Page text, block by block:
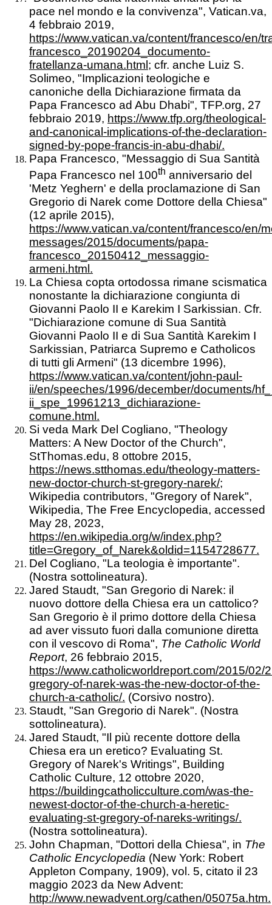
pace nel mondo e la convivenza", Vatican.va,
4 febbraio 2019,
https://www.vatican.va/content/francesco/en/
francesco_20190204_documento-
fratellanza-umana.html; cfr. anche Luiz S.
Solimeo, "Implicazioni teologiche e
canoniche della Dichiarazione firmata da
Papa Francesco ad Abu Dhabi", TFP.org, 27
febbraio 2019, https://www.tfp.org/theological-
and-canonical-implications-of-the-declaration-
signed-by-pope-francis-in-abu-dhabi/.
Papa Francesco, "Messaggio di Sua Santità
Papa Francesco nel 100th anniversario del
'Metz Yeghern' e della proclamazione di San
Gregorio di Narek come Dottore della Chiesa"
(12 aprile 2015),
https://www.vatican.va/content/francesco/en/
messages/2015/documents/papa-
francesco_20150412_messaggio-
armeni.html.
La Chiesa copta ortodossa rimane scismatica
nonostante la dichiarazione congiunta di
Giovanni Paolo II e Karekim I Sarkissian. Cfr.
"Dichiarazione comune di Sua Santità
Giovanni Paolo II e di Sua Santità Karekim I
Sarkissian, Patriarca Supremo e Catholicos
di tutti gli Armeni" (13 dicembre 1996),
https://www.vatican.va/content/john-paul-
ii/en/speeches/1996/december/documents/
ii_spe_19961213_dichiarazione-
comune.html.
Si veda Mark Del Cogliano, "Theology
Matters: A New Doctor of the Church",
StThomas.edu, 8 ottobre 2015,
https://news.stthomas.edu/theology-matters-
new-doctor-church-st-gregory-narek/;
Wikipedia contributors, "Gregory of Narek",
Wikipedia, The Free Encyclopedia, accessed
May 28, 2023,
https://en.wikipedia.org/w/index.php?
title=Gregory_of_Narek&oldid=1154728677.
Del Cogliano, "La teologia è importante".
(Nostra sottolineatura).
Jared Staudt, "San Gregorio di Narek: il
nuovo dottore della Chiesa era un cattolico?
San Gregorio è il primo dottore della Chiesa
ad aver vissuto fuori dalla comunione diretta
con il vescovo di Roma", The Catholic World
Report, 26 febbraio 2015,
https://www.catholicworldreport.com/2015/02/
gregory-of-narek-was-the-new-doctor-of-the-
church-a-catholic/. (Corsivo nostro).
Staudt, "San Gregorio di Narek". (Nostra
sottolineatura).
Jared Staudt, "Il più recente dottore della
Chiesa era un eretico? Evaluating St.
Gregory of Narek's Writings", Building
Catholic Culture, 12 ottobre 2020,
https://buildingcatholicculture.com/was-the-
newest-doctor-of-the-church-a-heretic-
evaluating-st-gregory-of-nareks-writings/.
(Nostra sottolineatura).
John Chapman, "Dottori della Chiesa", in The
Catholic Encyclopedia (New York: Robert
Appleton Company, 1909), vol. 5, citato il 23
maggio 2023 da New Advent:
http://www.newadvent.org/cathen/05075a.htm.